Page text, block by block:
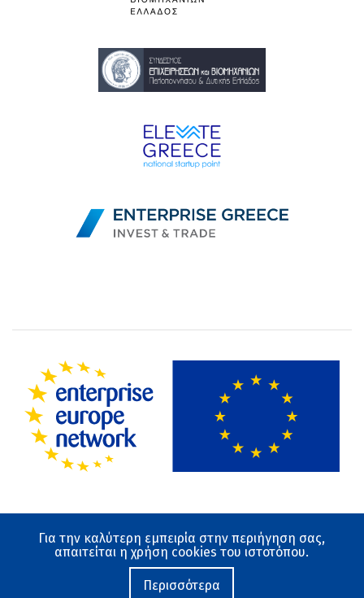
Όροι χρήσης
Προστασία Δεδομένων
Ο ιστότοπος αναπτύχθηκε από το Εθνικό Κέντρο
Για την καλύτερη εμπειρία στην περιήγηση σας,
απαιτείται η χρήση cookies του ιστοτόπου.
Περισσότερα